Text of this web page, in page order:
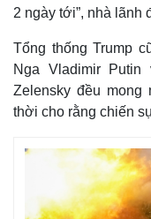
2 ngày tới”, nhà lãnh
Tổng thống Trump
Nga Vladimir Putin
Zelensky đều mong
thời cho rằng chiến